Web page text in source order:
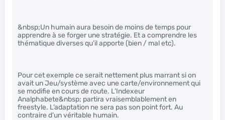
&nbsp;Un humain aura besoin de moins de temps pour
apprendre à se forger une stratégie. Et a comprendre les
thématique diverses qu’il apporte (bien / mal etc).
Pour cet exemple ce serait nettement plus marrant si on
avait un Jeu/système avec une carte/environnement qui
se modifie en cours de route. L’Indexeur
Analphabete&nbsp; partira vraisemblablement en
freestyle. L’adaptation ne sera pas son point fort. Au
contraire d’un véritable humain.